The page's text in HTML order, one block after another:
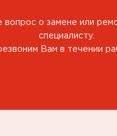
Днепр, пр-т Богдана
156
Google Map
вопрос о замене или
специалисту.
Вам в течении